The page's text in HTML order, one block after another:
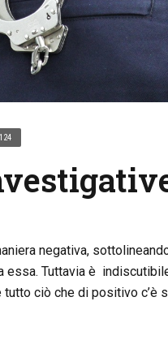
negativa,
essa. Tuttavia è
ciò che di positivo c’è